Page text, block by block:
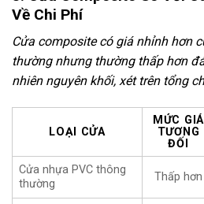
Về Chi Phí
Cửa composite có giá nhỉnh hơn
thường nhưng thường thấp hơn
nhiên nguyên khối, xét trên tổng
LOẠI CỬA
MỨC GIÁ
TƯƠNG
ĐỐI
Cửa nhựa PVC thông
thường
Thấp hơn